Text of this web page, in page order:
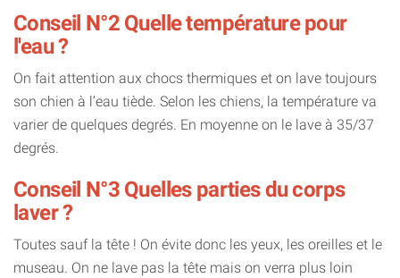
Conseil N°2 Quelle température pour
l'eau ?
On fait attention aux chocs thermiques et on lave toujours
son chien à l’eau tiède. Selon les chiens, la température va
varier de quelques degrés. En moyenne on le lave à 35/37
degrés.
Conseil N°3 Quelles parties du corps
laver ?
Toutes sauf la tête ! On évite donc les yeux, les oreilles et le
museau. On ne lave pas la tête mais on verra plus loin